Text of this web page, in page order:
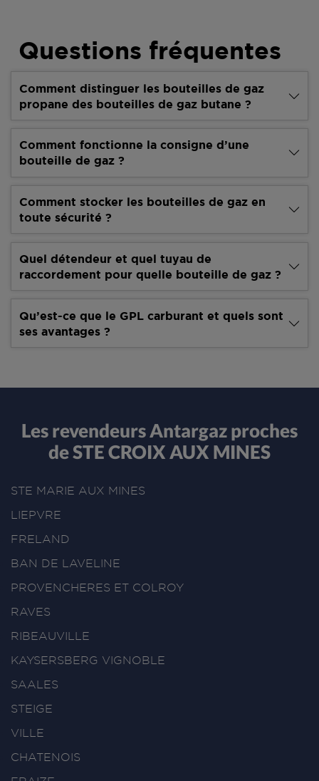
Questions fréquentes
Comment distinguer les bouteilles de gaz
propane des bouteilles de gaz butane ?
Comment fonctionne la consigne d’une
bouteille de gaz ?
Comment stocker les bouteilles de gaz en
toute sécurité ?
Quel détendeur et quel tuyau de
raccordement pour quelle bouteille de gaz ?
Qu’est-ce que le GPL carburant et quels sont
ses avantages ?
Les revendeurs Antargaz proches
de STE CROIX AUX MINES
STE MARIE AUX MINES
LIEPVRE
FRELAND
BAN DE LAVELINE
PROVENCHERES ET COLROY
RAVES
RIBEAUVILLE
KAYSERSBERG VIGNOBLE
SAALES
STEIGE
VILLE
CHATENOIS